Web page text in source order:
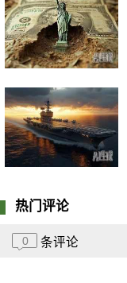
热门评论
0 条评论